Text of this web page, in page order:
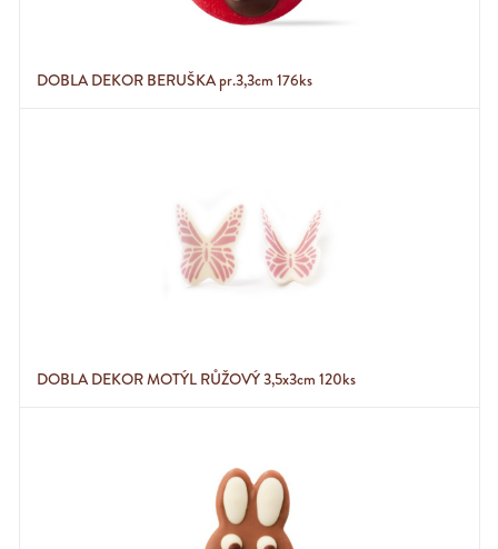
DOBLA DEKOR BERUŠKA pr.3,3cm 176ks
DOBLA DEKOR MOTÝL RŮŽOVÝ 3,5x3cm 120ks